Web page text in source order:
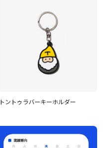
トントゥラバーキーホルダー